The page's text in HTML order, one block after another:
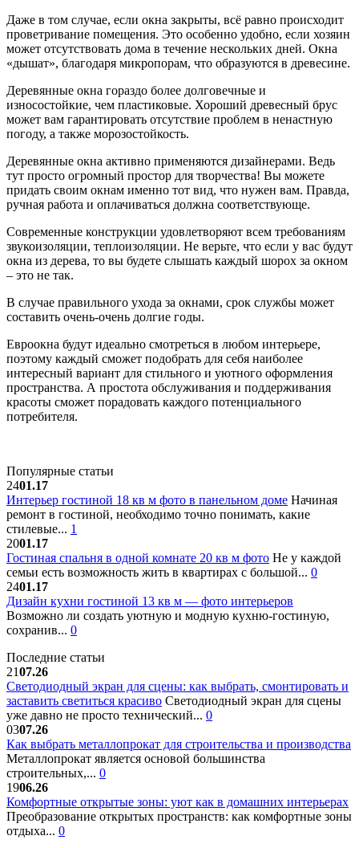
Даже в том случае, если окна закрыты, всё равно происходит
проветривание помещения. Это особенно удобно, если хозяин
может отсутствовать дома в течение нескольких дней. Окна
«дышат», благодаря микропорам, что образуются в древесине.
Деревянные окна гораздо более долговечные и
износостойкие, чем пластиковые. Хороший древесный брус
может вам гарантировать отсутствие проблем в ненастную
погоду, а также морозостойкость.
Деревянные окна активно применяются дизайнерами. Ведь
тут просто огромный простор для творчества! Вы можете
придать своим окнам именно тот вид, что нужен вам. Правда,
ручная работа и оплачиваться должна соответствующе.
Современные конструкции удовлетворяют всем требованиям
звукоизоляции, теплоизоляции. Не верьте, что если у вас будут
окна из дерева, то вы будете слышать каждый шорох за окном
– это не так.
В случае правильного ухода за окнами, срок службы может
составить очень-очень долгие годы.
Евроокна будут идеально смотреться в любом интерьере,
поэтому каждый сможет подобрать для себя наиболее
интересный вариант для стильного и уютного оформления
пространства. А простота обслуживания и поддерживания
красоты сможет порадовать каждого потенциального
потребителя.
Популярные статьи
2401.17
Интерьер гостиной 18 кв м фото в панельном доме Начиная
ремонт в гостиной, необходимо точно понимать, какие
стилевые... 1
2001.17
Гостиная спальня в одной комнате 20 кв м фото Не у каждой
семьи есть возможность жить в квартирах с большой... 0
2401.17
Дизайн кухни гостиной 13 кв м — фото интерьеров
Возможно ли создать уютную и модную кухню-гостиную,
сохранив... 0
Последние статьи
2107.26
Светодиодный экран для сцены: как выбрать, смонтировать и
заставить светиться красиво Светодиодный экран для сцены
уже давно не просто технический... 0
0307.26
Как выбрать металлопрокат для строительства и производства
Металлопрокат является основой большинства
строительных,... 0
1906.26
Комфортные открытые зоны: уют как в домашних интерьерах
Преобразование открытых пространств: как комфортные зоны
отдыха... 0